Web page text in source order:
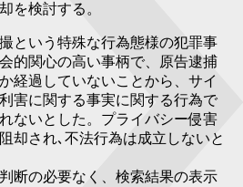
を検討する。
という特殊な行為態様の犯罪事
的関心の高い事柄で、原告逮捕
経過していないことから、サイ
害に関する事実に関する行為で
ないとした。プライバシー侵害
却され､不法行為は成立しないと
断の必要なく、検索結果の表示